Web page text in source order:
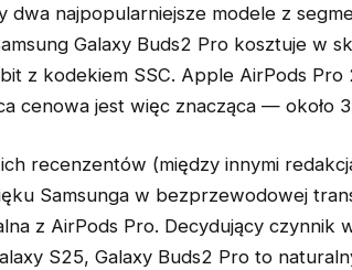
dwa najpopularniejsze modele z
Galaxy Buds2 Pro kosztuje w
z kodekiem SSC. Apple AirPods
cenowa jest więc znacząca — około
recenzentów (między innymi
Samsunga w bezprzewodowej
z AirPods Pro. Decydujący czynnik
S25, Galaxy Buds2 Pro to